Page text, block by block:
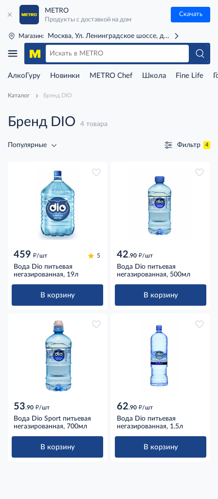
METRO
Продукты с доставкой на дом
Скачать
Магазин: Москва, Ул. Ленинградское шоссе, д. 71Г (м. Речной
АлкоГуру Новинки METRO Chef Школа Fine Life
Каталог Бренд DIO
Бренд DIO 4 товара
Популярные Фильтр 4
459 д/шт 5
Вода Dio питьевая
негазированная, 19л
В корзину
42.90 д/шт
Вода Dio питьевая
негазированная, 500мл
В корзину
53.90 д/шт
Вода Dio Sport питьевая
негазированная, 700мл
В корзину
62.90 д/шт
Вода Dio питьевая
негазированная, 1.5л
В корзину